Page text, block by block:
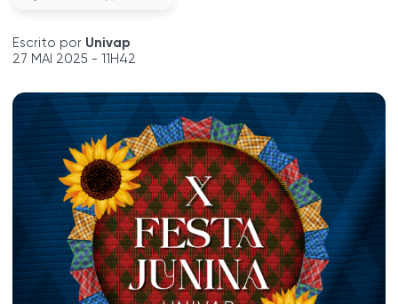
Escrito por Univap
27 MAI 2025 - 11H42